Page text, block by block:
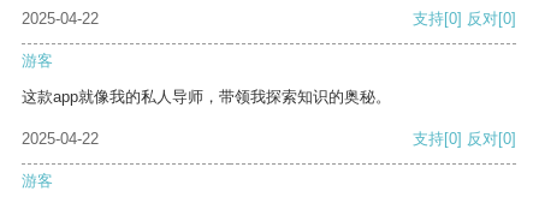
2025-04-22
支持[0] 反对[0]
游客
这款app就像我的私人导师，带领我探索知识的奥秘。
2025-04-22 支持[0] 反对[0]
游客